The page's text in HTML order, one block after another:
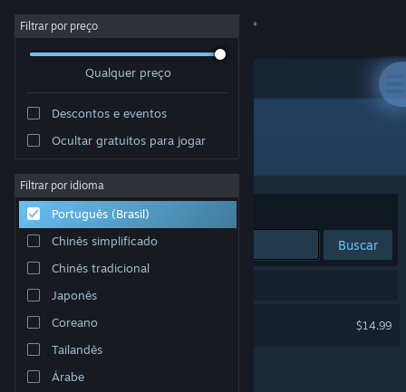
Iniciar sessão
Sobre
Suporte
Alterar idioma
Baixe o aplicativo móvel do Steam
Ver versão para computadores
Filtrar por preço
Qualquer preço
Descontos e eventos
Ocultar gratuitos para jogar
Filtrar por idioma
Português (Brasil)
Chinês simplificado
Chinês tradicional
Japonês
Coreano
Tailandês
Árabe
Distribuidora: Polyraptor Games
Ordenar por Relevância
Buscar
$14.99